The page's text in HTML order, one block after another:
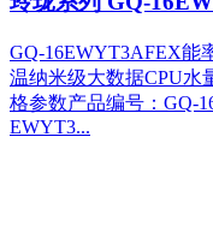
GQ-16EWYT3AFEX能
温纳米级大数据CPU水
格参数产品编号：GQ-
EWYT3...